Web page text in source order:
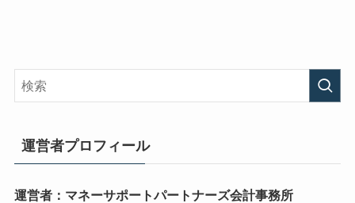
運営者プロフィール
運営者：マネーサポートパートナーズ会計事務所